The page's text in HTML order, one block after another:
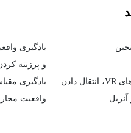
یادگیری
و پرزنته
انتخاب کردن دستگاه VR، Templateهای VR، انتقال دادن
یادگیری
واقعیت